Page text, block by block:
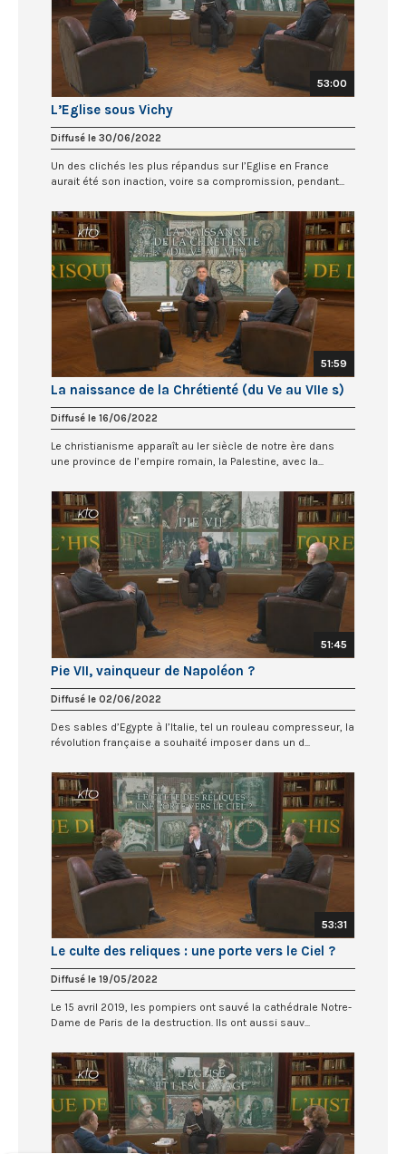
53:00
L’Eglise sous Vichy
Diffusé le 30/06/2022
Un des clichés les plus répandus sur l’Eglise en France
aurait été son inaction, voire sa compromission, pendant...
51:59
La naissance de la Chrétienté (du Ve au VIIe s)
Diffusé le 16/06/2022
Le christianisme apparaît au Ier siècle de notre ère dans
une province de l’empire romain, la Palestine, avec la...
51:45
Pie VII, vainqueur de Napoléon ?
Diffusé le 02/06/2022
Des sables d’Egypte à l’Italie, tel un rouleau compresseur, la
révolution française a souhaité imposer dans un d...
53:31
Le culte des reliques : une porte vers le Ciel ?
Diffusé le 19/05/2022
Le 15 avril 2019, les pompiers ont sauvé la cathédrale Notre-
Dame de Paris de la destruction. Ils ont aussi sauv...